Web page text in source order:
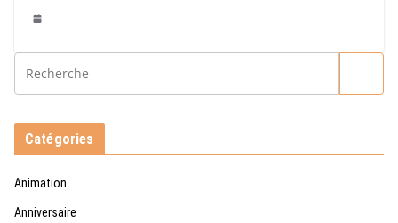
Catégories
Animation
Anniversaire